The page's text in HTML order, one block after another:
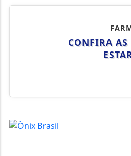
CONFIRA